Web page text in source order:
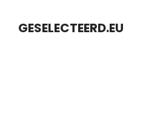
GESELECTEERD.EU